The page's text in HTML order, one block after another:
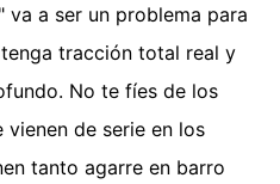
a ser un problema para
tracción total real y
No te fíes de los
vienen de serie en los
tanto agarre en barro